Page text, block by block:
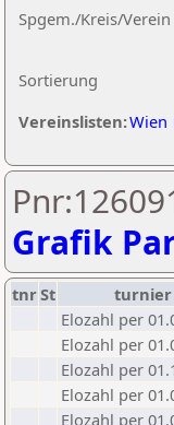
Sortierung
Spgem./Kreis/Verein
Vereinslisten:Wien
Grafik
tnrSt turnier
Elozahl per
Elozahl per
Elozahl per
Elozahl per
Elozahl per